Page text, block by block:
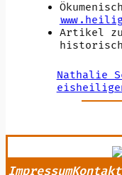
Artikel
Nathalie
ImpressumKontakt